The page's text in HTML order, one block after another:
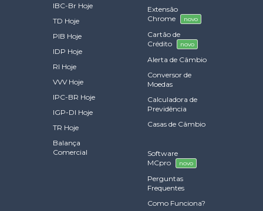
IBC-Br Hoje
TD Hoje
PIB Hoje
IDP Hoje
RI Hoje
VVV Hoje
IPC-BR Hoje
IGP-DI Hoje
TR Hoje
Balança
Comercial
Extensão
Chrome
novo
Cartão de
Crédito
novo
Alerta de Câmbio
Conversor de
Moedas
Calculadora de
Previdência
Casas de Câmbio
Software
MCpro
novo
Perguntas
Frequentes
Como Funciona?